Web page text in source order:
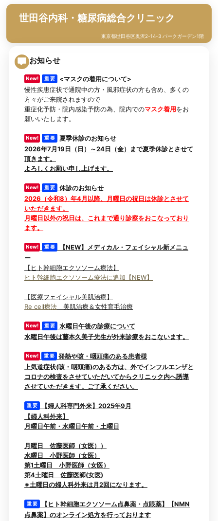
世田谷内科・糖尿病総合クリニック
東京都世田谷区奥沢2-14-3 パークガーデン1階
お知らせ
New! 重 要
<マスクの着用について>
慢性疾患症状で通院中の方・風邪症状の方も含め、多くの
方々がご来院されますので
重症化予防・院内感染予防の為、院内でのマスク着用をお
願いいたします。
New! 重 要
夏季休診のお知らせ
2026年7月19日（日）～24日（金）まで夏季休診とさせて
頂きます。
よろしくお願い申し上げます。
New! 重 要
休診のお知らせ
2026（令和8）年4月以降、月曜日の祝日は休診とさせて
いただきます。
月曜日以外の祝日は、これまで通り診察をおこなっており
ます。
New! 重 要
【NEW】メディカル・フェイシャル新メニュ
ー
【ヒト幹細胞エクソソーム療法】
ヒト幹細胞エクソソーム療法に追加【NEW】
【医療フェイシャル美肌治療】
Re cell療法 美肌治療＆女性育毛治療
New! 重 要
水曜日午後の診療について
水曜日午後は藤本久美子先生が外来診療をおこないます。
New! 重 要
発熱や咳・咽頭痛のある患者様
上気道症状(咳・咽頭痛)のある方は、外でインフルエンザと
コロナの検査をさせていただいてからクリニック内へ誘導
させていただきます。ご了承ください。
重 要
【婦人科専門外来】2025年9月
【婦人科外来】
月曜日午前・水曜日午前・土曜日
月曜日 佐藤医師（女医））
水曜日 小野医師（女医）
第1土曜日 小野医師（女医）
第4土曜日 佐藤医師(女医)
※土曜日の婦人科外来は月2回になります。
重 要
【ヒト幹細胞エクソソーム点鼻薬・点眼薬】【NMN
点鼻薬】のオンライン処方を行っております